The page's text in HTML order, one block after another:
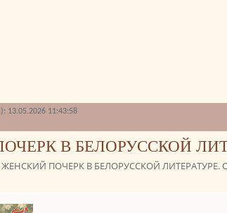
13.05.2026 11:43:58
В БЕЛОРУССКОЙ
ЖЕНСКИЙ ПОЧЕРК В БЕЛОРУССКОЙ ЛИТЕРАТУРЕ.